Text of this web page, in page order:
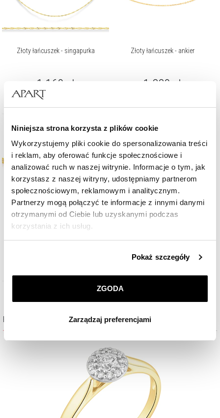
Niniejsza strona korzysta z plików cookie
Wykorzystujemy pliki cookie do spersonalizowania treści
i reklam, aby oferować funkcje społecznościowe i
analizować ruch w naszej witrynie. Informacje o tym, jak
korzystasz z naszej witryny, udostępniamy partnerom
społecznościowym, reklamowym i analitycznym.
Partnerzy mogą połączyć te informacje z innymi danymi
otrzymanymi od Ciebie lub uzyskanymi podczas
korzystania z ich usług.
przez nas plików cookie znajdziesz wPolityce
korzystamy. Możesz również wybrać jaki rodzaj plików
dokonać zmiany wybranych przez Ciebie plików cookie.
Pokaż szczegóły
ZGODA
Zarządzaj preferencjami
Złoty łańcuszek - singapurka
1 169 zł
Złoty łańcuszek - ankier
1 329 zł
Złoty łańcuszek - singapurka
Produkty do kompletu